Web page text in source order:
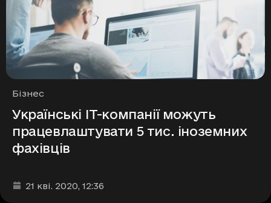
Рубрики
Бізнес
Українські ІТ-компанії можуть
працевлаштувати 5 тис. іноземних
фахівців
Дата та час публікації
21 кві. 2020, 12:36